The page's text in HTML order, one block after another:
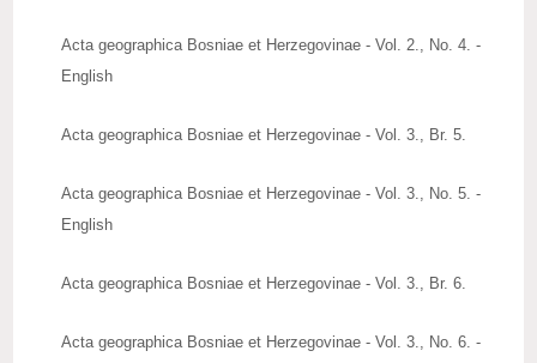
ZNAČAJNI DATUMI
REAGOVANJA
Acta geographica Bosniae et Herzegovinae - Vol. 2., No. 4. -
English
Acta geographica Bosniae et Herzegovinae - Vol. 3., Br. 5.
Acta geographica Bosniae et Herzegovinae - Vol. 3., No. 5. -
English
Acta geographica Bosniae et Herzegovinae - Vol. 3., Br. 6.
Acta geographica Bosniae et Herzegovinae - Vol. 3., No. 6. -